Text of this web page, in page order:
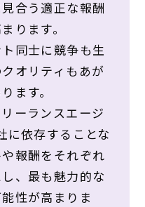
合う適正な報酬
ります。
同士に競争も生
オリティもあが
ます。
ーランスエージ
に依存することな
報酬をそれぞれ
、最も魅力的な
性が高まりま